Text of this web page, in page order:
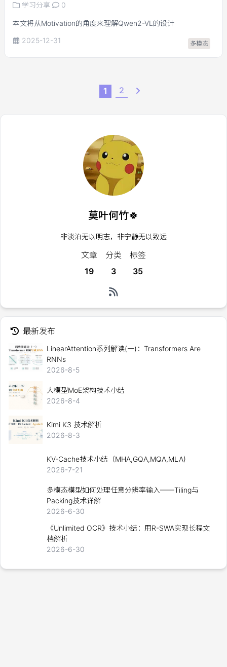
学习分享 0
本文将从Motivation的角度来理解Qwen2-VL的设计
2025-12-31
多模态
1 2
莫叶何竹🍀
非淡泊无以明志，非宁静无以致远
文章
19
分类
3
标签
35
最新发布
LinearAttention系列解读(一)：Transformers Are
RNNs
2026-8-5
大模型MoE架构技术小结
2026-8-4
Kimi K3 技术解析
2026-8-3
KV-Cache技术小结（MHA,GQA,MQA,MLA)
2026-7-21
多模态模型如何处理任意分辨率输入——Tiling与
Packing技术详解
2026-6-30
《Unlimited OCR》技术小结：用R-SWA实现长程文
档解析
2026-6-30